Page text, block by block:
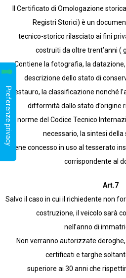
Il Certificato di Omologazione
Registri Storici) è un
tecnico-storico rilasciato ai fini
costruiti da oltre trent’anni (
Contiene la fotografia, la
descrizione dello stato di
restauro, la classificazione nonché
difformità dallo stato d’origine
norme del Codice Tecnico
necessario, la sintesi della
Viene concesso in uso al tesserato
corrispondente al
Art.7
Salvo il caso in cui il richiedente non
costruzione, il veicolo sarà
nell’anno di
Non verranno autorizzate
certificati e targhe
superiore ai 30 anni che